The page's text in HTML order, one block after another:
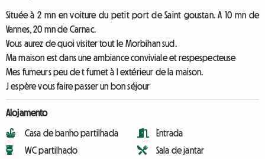
Située à 2 mn en voiture du petit port de Saint goustan. A 10 mn de
Vannes, 20 mn de Carnac.
Vous aurez de quoi visiter tout le Morbihan sud.
Ma maison est dans une ambiance conviviale et respespecteuse
Mes fumeurs peu de t fumet à l extérieur de la maison.
J espère vous faire passer un bon séjour
Alojamento
Casa de banho partilhada
WC partilhado
Entrada
Sala de jantar